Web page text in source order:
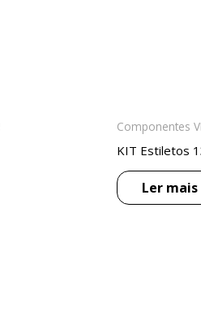
Componentes
KIT Estiletos
Ler mais